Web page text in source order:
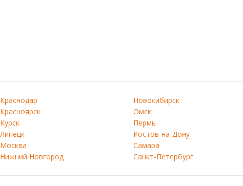
Краснодар
Красноярск
Курск
Липецк
Москва
Нижний Новгород
Новосибирск
Омск
Пермь
Ростов-на-Дону
Самара
Санкт-Петербург